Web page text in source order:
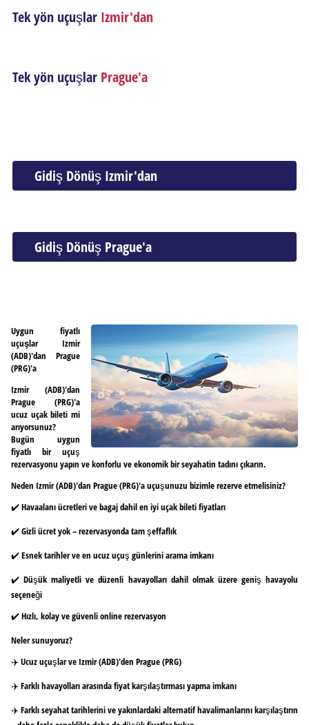
Tek yön uçuşlar Izmir'dan
Tek yön uçuşlar Prague'a
Gidiş Dönüş Izmir'dan
Gidiş Dönüş Prague'a
Uygun fiyatlı
uçuşlar Izmir
(ADB)'dan Prague
(PRG)'a
Izmir (ADB)'dan
Prague (PRG)'a
ucuz uçak bileti mi
arıyorsunuz?
Bugün uygun
fiyatlı bir uçuş
rezervasyonu yapın ve konforlu ve ekonomik bir seyahatin tadını çıkarın.
Neden Izmir (ADB)'dan Prague (PRG)'a uçuşunuzu bizimle rezerve etmelisiniz?
✔️ Havaalanı ücretleri ve bagaj dahil en iyi uçak bileti fiyatları
✔️ Gizli ücret yok – rezervasyonda tam şeffaflık
✔️ Esnek tarihler ve en ucuz uçuş günlerini arama imkanı
✔️ Düşük maliyetli ve düzenli havayolları dahil olmak üzere geniş havayolu
seçeneği
✔️ Hızlı, kolay ve güvenli online rezervasyon
Neler sunuyoruz?
✈️ Ucuz uçuşlar ve Izmir (ADB)'den Prague (PRG)
✈️ Farklı havayolları arasında fiyat karşılaştırması yapma imkanı
✈️ Farklı seyahat tarihlerini ve yakınlardaki alternatif havalimanlarını karşılaştırın